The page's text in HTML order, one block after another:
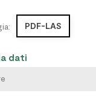
PDF-LAS
dati